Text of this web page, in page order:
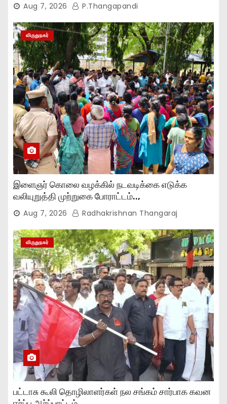
Aug 7, 2026 P.Thangapandi
விருதுநகர்
இளைஞர் கொலை வழக்கில் நடவடிக்கை எடுக்க
வலியுறுத்தி முற்றுகை போராட்டம்..,
Aug 7, 2026 Radhakrishnan Thangaraj
விருதுநகர்
பட்டாசு கூலி தொழிலாளர்கள் நல சங்கம் சார்பாக கவன